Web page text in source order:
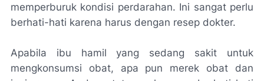
memperburuk kondisi perdarahan. Ini sangat perlu
berhati-hati karena harus dengan resep dokter.
Apabila ibu hamil yang sedang sakit untuk
mengkonsumsi obat, apa pun merek obat dan